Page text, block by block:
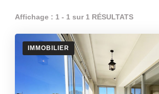
Affichage : 1 - 1 sur 1 RÉSULTATS
IMMOBILIER